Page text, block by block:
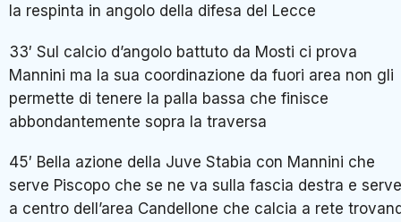
la respinta in angolo della difesa del Lecce
33′ Sul calcio d’angolo battuto da Mosti ci prova
Mannini ma la sua coordinazione da fuori area non gli
permette di tenere la palla bassa che finisce
abbondantemente sopra la traversa
45′ Bella azione della Juve Stabia con Mannini che
serve Piscopo che se ne va sulla fascia destra e serve
a centro dell’area Candellone che calcia a rete